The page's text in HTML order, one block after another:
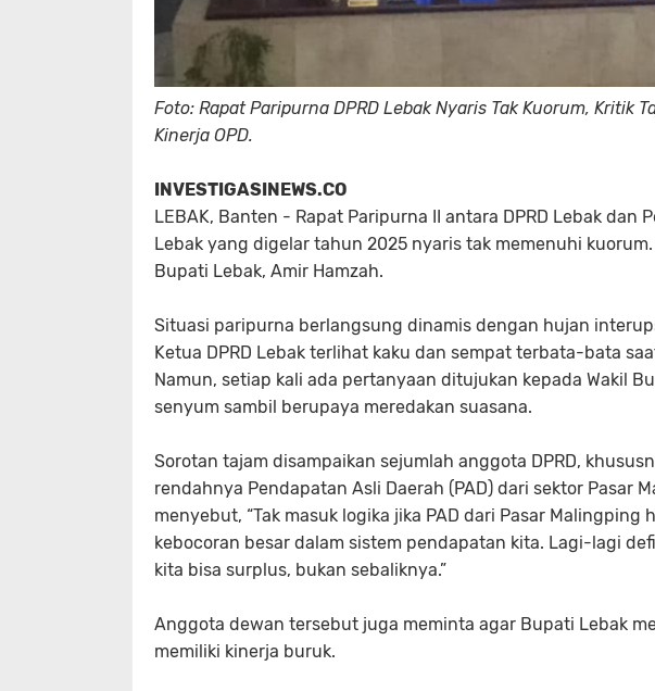
Foto: Rapat Paripurna DPRD Lebak Nyaris Tak Kuorum, Kritik
Kinerja OPD.
INVESTIGASINEWS.CO
LEBAK, Banten - Rapat Paripurna II antara DPRD Lebak dan
Lebak yang digelar tahun 2025 nyaris tak memenuhi
Bupati Lebak, Amir Hamzah.
Situasi paripurna berlangsung dinamis dengan hujan
Ketua DPRD Lebak terlihat kaku dan sempat terbata-bata
Namun, setiap kali ada pertanyaan ditujukan kepada Wakil
senyum sambil berupaya meredakan suasana.
Sorotan tajam disampaikan sejumlah anggota DPRD,
rendahnya Pendapatan Asli Daerah (PAD) dari sektor Pasar
menyebut, “Tak masuk logika jika PAD dari Pasar
kebocoran besar dalam sistem pendapatan kita. Lagi-lagi
kita bisa surplus, bukan sebaliknya.”
Anggota dewan tersebut juga meminta agar Bupati Lebak
memiliki kinerja buruk.